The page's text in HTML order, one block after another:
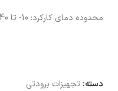
محدوده دمای کارکرد: 10- تا 140+ درجه سانتی گراد
دسته: تجهیزات برودتی